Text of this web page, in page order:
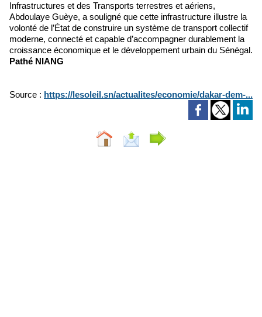
Infrastructures et des Transports terrestres et aériens,
Abdoulaye Guèye, a souligné que cette infrastructure illustre la
volonté de l’État de construire un système de transport collectif
moderne, connecté et capable d’accompagner durablement la
croissance économique et le développement urbain du Sénégal.
Pathé NIANG
Source : https://lesoleil.sn/actualites/economie/dakar-dem-...